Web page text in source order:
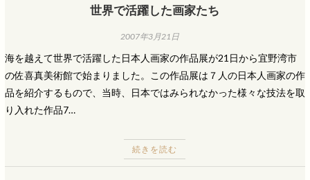
世界で活躍した画家たち
2007年3月21日
海を越えて世界で活躍した日本人画家の作品展が21日から宜野湾市
の佐喜真美術館で始まりました。この作品展は７人の日本人画家の作
品を紹介するもので、当時、日本ではみられなかった様々な技法を取
り入れた作品7…
続きを読む